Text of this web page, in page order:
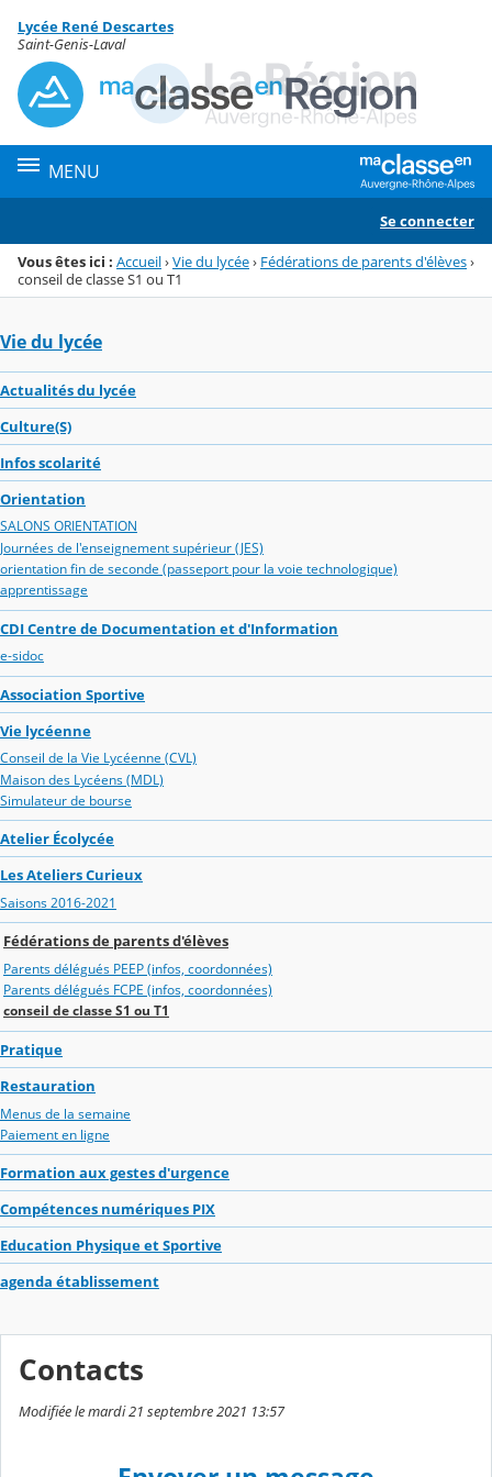
Menu de la rubrique
Contenu
Lycée René Descartes
Saint-Genis-Laval
MENU
Se connecter
Vous êtes ici : Accueil›Vie du lycée› Fédérations de parents d'élèves›
conseil de classe S1 ou T1
Vie du lycée
Actualités du lycée
Culture(S)
Infos scolarité
Orientation
SALONS ORIENTATION
Journées de l'enseignement supérieur (JES)
orientation fin de seconde (passeport pour la voie technologique)
apprentissage
CDI Centre de Documentation et d'Information
e-sidoc
Association Sportive
Vie lycéenne
Conseil de la Vie Lycéenne (CVL)
Maison des Lycéens (MDL)
Simulateur de bourse
Atelier Écolycée
Les Ateliers Curieux
Saisons 2016-2021
Fédérations de parents d'élèves
Parents délégués PEEP (infos, coordonnées)
Parents délégués FCPE (infos, coordonnées)
conseil de classe S1 ou T1
Pratique
Restauration
Menus de la semaine
Paiement en ligne
Formation aux gestes d'urgence
Compétences numériques PIX
Education Physique et Sportive
agenda établissement
Contacts
Modifiée le mardi 21 septembre 2021 13:57